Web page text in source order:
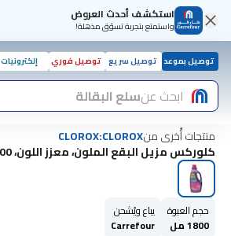
استكشف أحدث العروض
واستمتع بتجربة تسوّق مذهلة!
توصيل بموعد توصيل سريع توصيل فوري إلكترونيات
ابحث عنسلع البقالة
منتجات أُخرى منCLOROX:CLOROX
كلوركس مزيل البقع الملون، معزز اللون، 1800 مل
حجم العبوة
1800 مل
يباع ويُشحن
Carrefour